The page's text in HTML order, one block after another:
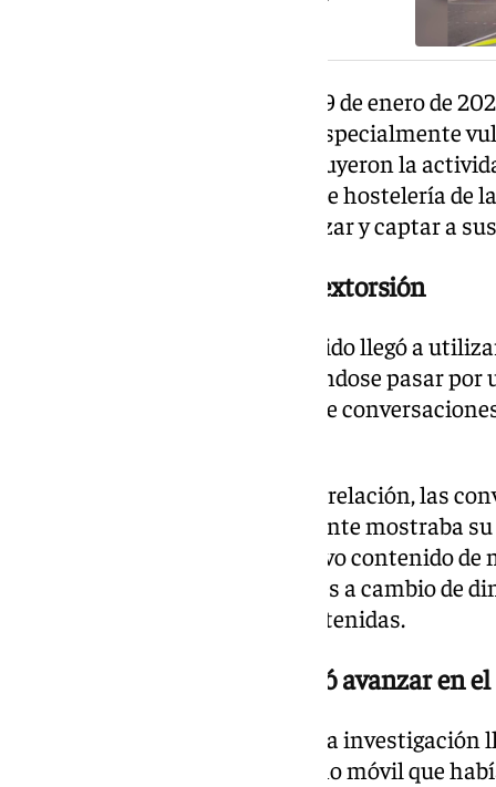
Las pesquisas comenzaron el 29 de enero de
presentadas por dos menores especialmente
momento, los agentes reconstruyeron la
en distintos establecimientos de hostelería de
de las redes sociales para localizar y captar a
Captación, manipulación y extorsión
Según la investigación, el detenido llegó a
Instagram, cinco de ellos haciéndose pasar
contacto con menores mediante
Una vez conseguía estrechar la relación, las
imágenes íntimas. Posteriormente mostraba
fase de chantaje, exigiendo nuevo contenido
de encuentros sexuales virtuales a cambio de
de difundir las fotografías ya obtenidas.
Un teléfono dañado permitió avanzar en el
Uno de los momentos clave de la
entregó a los agentes un teléfono móvil que